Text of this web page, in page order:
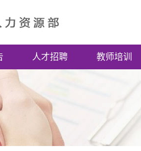
人才招聘 教师培训